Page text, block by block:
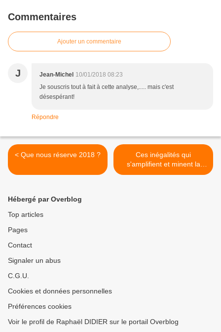
Commentaires
Ajouter un commentaire
J Jean-Michel 10/01/2018 08:23
Je souscris tout à fait à cette analyse,..... mais c'est
désespérant!
Répondre
< Que nous réserve 2018 ?
Ces inégalités qui
s'amplifient et minent la
société 1/2 >
Hébergé par Overblog
Top articles
Pages
Contact
Signaler un abus
C.G.U.
Cookies et données personnelles
Préférences cookies
Voir le profil de Raphaël DIDIER sur le portail Overblog